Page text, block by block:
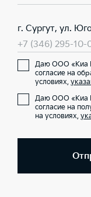
г. Сургут, ул.
+7 (346) 295-10-
Даю ООО «Киа
согласие на
условиях,
Даю ООО «Киа
согласие на
на условиях,